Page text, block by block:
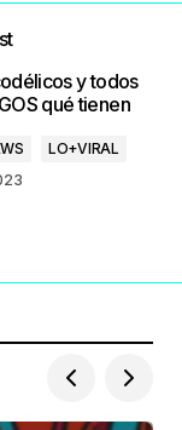
y todos
qué tienen
LO+VIRAL